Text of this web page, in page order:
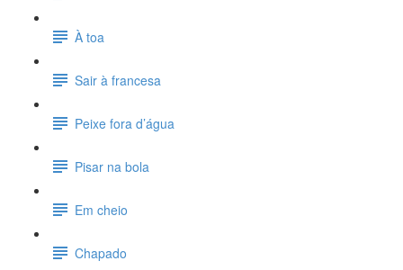
À toa
Sair à francesa
Peixe fora d’água
Pisar na bola
Em cheio
Chapado